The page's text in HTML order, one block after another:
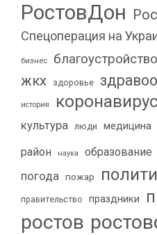
РостовДон
Спецоперация на
бизнес благоустройство
жкх здоровье
история коронавирус
культура люди медицина
район
наука образование
погода пожар
правительство праздники
ростов